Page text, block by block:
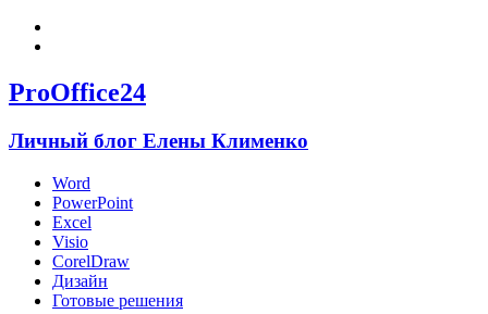
ProOffice24
Личный блог Елены Клименко
Word
PowerPoint
Excel
Visio
CorelDraw
Дизайн
Готовые решения